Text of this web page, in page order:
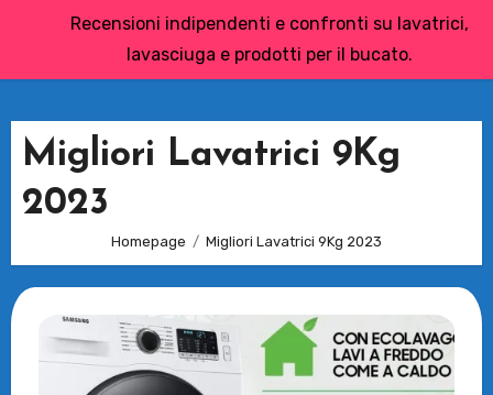
Recensioni indipendenti e confronti su lavatrici,
lavasciuga e prodotti per il bucato.
Migliori Lavatrici 9Kg
2023
Homepage Migliori Lavatrici 9Kg 2023